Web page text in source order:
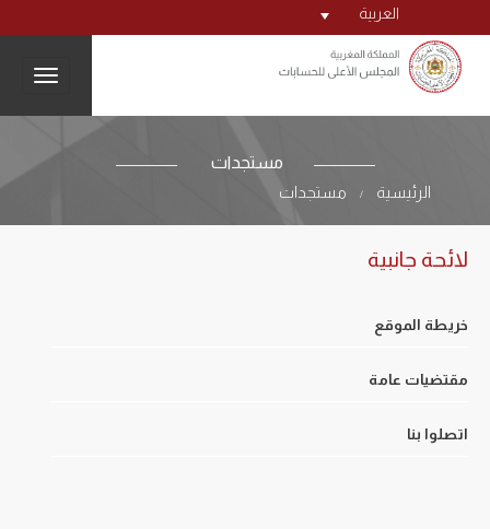
العربية
مستجدات
الرئيسية
/ مستجدات
لائحة جانبية
خريطة الموقع
مقتضيات عامة
اتصلوا بنا